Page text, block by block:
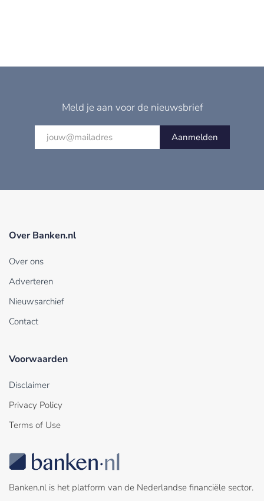
Meld je aan voor de nieuwsbrief
Aanmelden
Over Banken.nl
Over ons
Adverteren
Nieuwsarchief
Contact
Voorwaarden
Disclaimer
Privacy Policy
Terms of Use
Banken.nl is het platform van de Nederlandse financiële sector.